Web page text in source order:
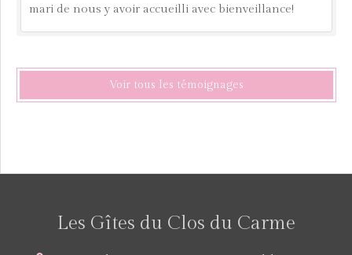
mari de nous y avoir accueilli avec bienveillance!
Voir tous les témoignages
Les Gîtes du Clos du Carme